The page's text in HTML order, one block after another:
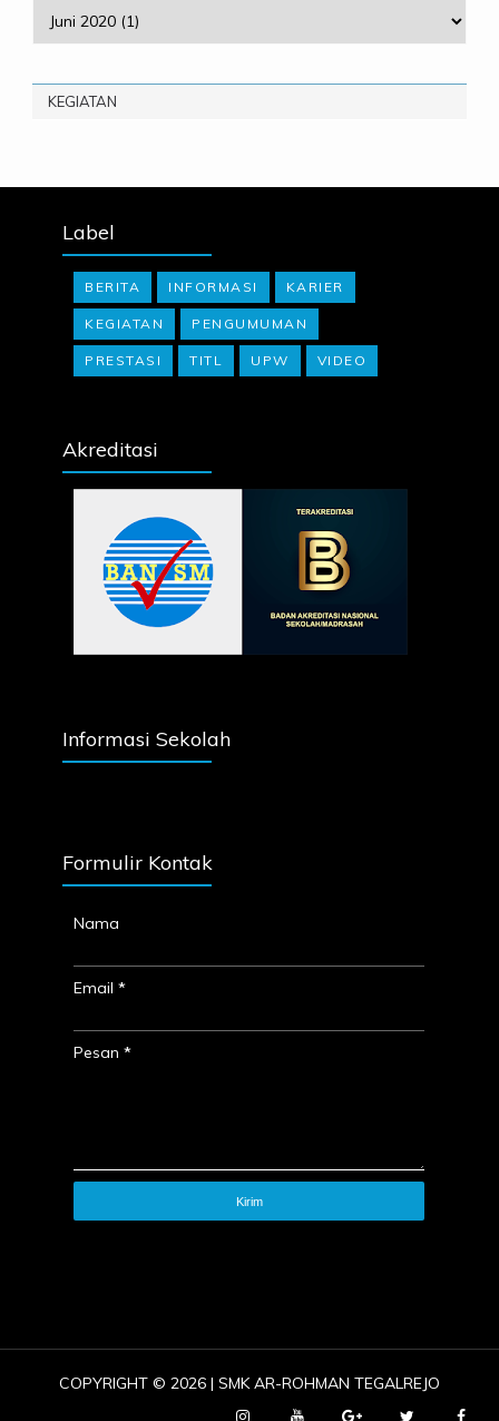
KEGIATAN
Label
BERITA INFORMASI KARIER
KEGIATAN PENGUMUMAN
PRESTASI TITL UPW VIDEO
Akreditasi
Informasi Sekolah
Formulir Kontak
Nama
Email*
Pesan*
COPYRIGHT © 2026 | SMK AR-ROHMAN TEGALREJO